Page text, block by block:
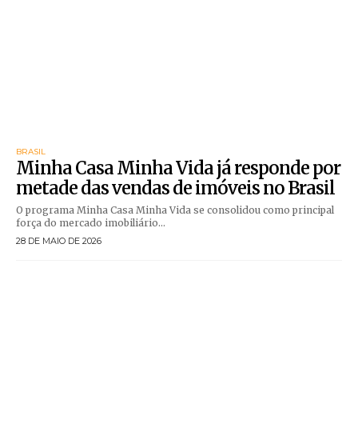
BRASIL
Minha Casa Minha Vida já responde por
metade das vendas de imóveis no Brasil
O programa Minha Casa Minha Vida se consolidou como principal
força do mercado imobiliário...
28 DE MAIO DE 2026